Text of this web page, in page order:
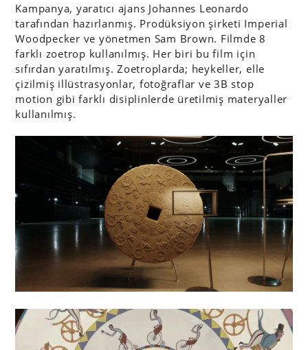
Kampanya, yaratıcı ajans Johannes Leonardo
tarafından hazırlanmış. Prodüksiyon şirketi Imperial
Woodpecker ve yönetmen Sam Brown. Filmde 8
farklı zoetrop kullanılmış. Her biri bu film için
sıfırdan yaratılmış. Zoetroplarda; heykeller, elle
çizilmiş illüstrasyonlar, fotoğraflar ve 3B stop
motion gibi farklı disiplinlerde üretilmiş materyaller
kullanılmış.